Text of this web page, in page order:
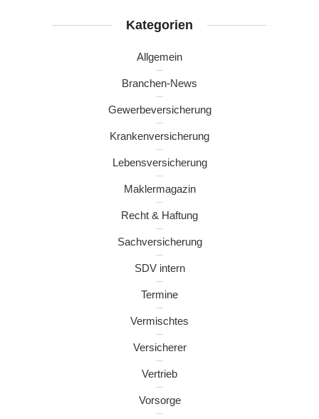
Kategorien
Allgemein
Branchen-News
Gewerbeversicherung
Krankenversicherung
Lebensversicherung
Maklermagazin
Recht & Haftung
Sachversicherung
SDV intern
Termine
Vermischtes
Versicherer
Vertrieb
Vorsorge